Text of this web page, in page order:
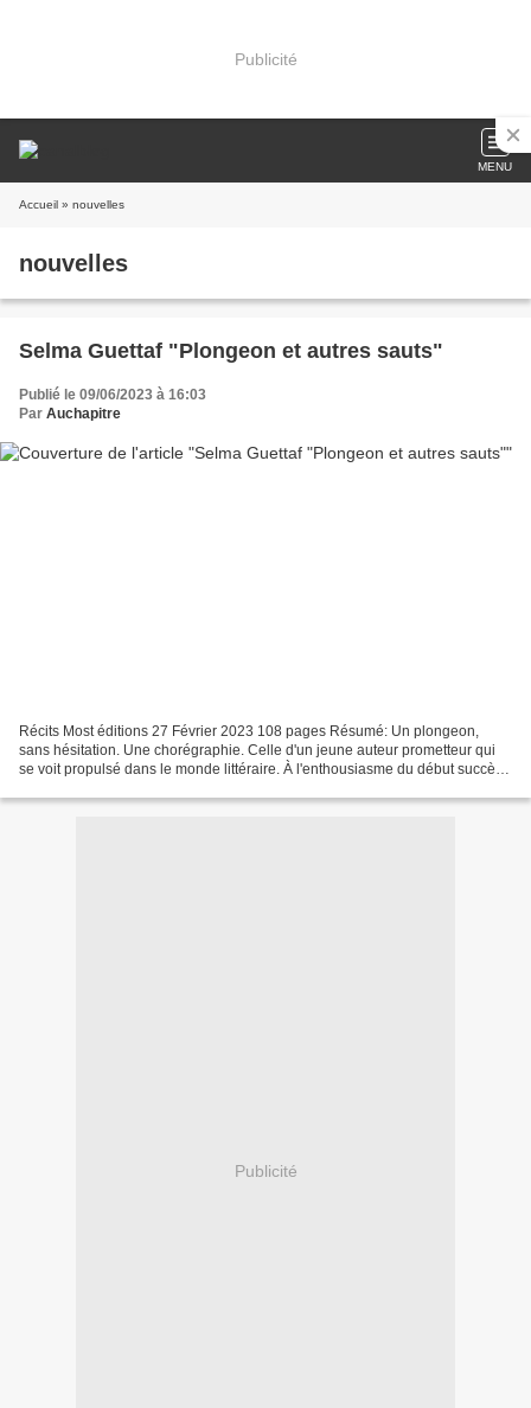
Publicité
MENU
Accueil » nouvelles
nouvelles
Selma Guettaf "Plongeon et autres sauts"
Publié le 09/06/2023 à 16:03
Par Auchapitre
Récits Most éditions 27 Février 2023 108 pages Résumé: Un plongeon,
sans hésitation. Une chorégraphie. Celle d'un jeune auteur prometteur qui
se voit propulsé dans le monde littéraire. À l'enthousiasme du début succède
Publicité